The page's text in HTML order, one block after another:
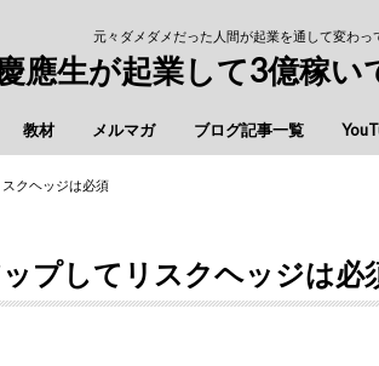
元々ダメダメだった人間が起業を通して変わっ
應生が起業して3億稼
教材 メルマガ ブログ記事一覧
クヘッジは必須
プしてリスクヘッジは必